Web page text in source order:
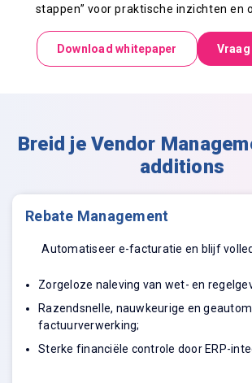
stappen” voor praktische inzichten en
Download whitepaper
Breid je Vendor
additions
Rebate Management
Automatiseer e-facturatie en blijf
Zorgeloze naleving van wet- en
Razendsnelle, nauwkeurige en
factuurverwerking;
Sterke financiële controle door ERP-